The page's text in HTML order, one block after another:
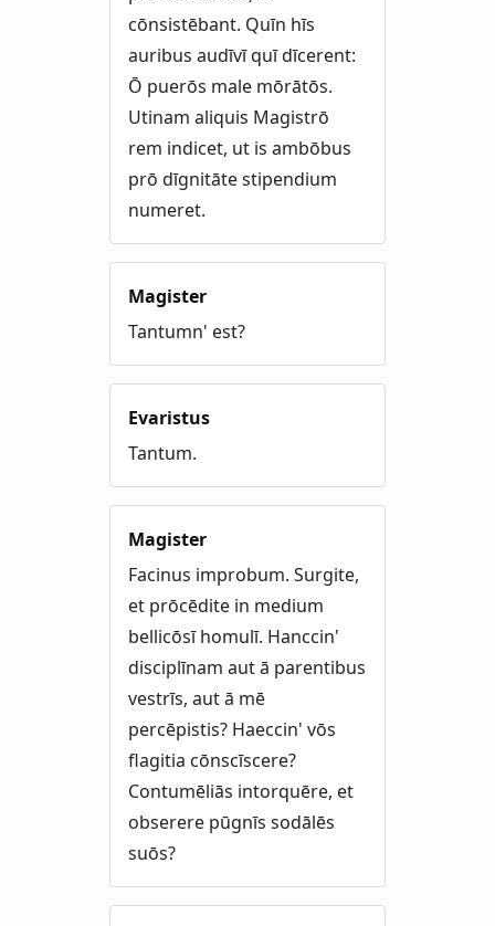
cōnsistēbant. Quīn hīs
auribus audīvī quī dīcerent:
Ō puerōs male mōrātōs.
Utinam aliquis Magistrō
rem indicet, ut is ambōbus
prō dīgnitāte stipendium
numeret.
Magister
Tantumn' est?
Evaristus
Tantum.
Magister
Facinus improbum. Surgite,
et prōcēdite in medium
bellicōsī homulī. Hanccin'
disciplīnam aut ā parentibus
vestrīs, aut ā mē
percēpistis? Haeccin' vōs
flagitia cōnscīscere?
Contumēliās intorquēre, et
obserere pūgnīs sodālēs
suōs?